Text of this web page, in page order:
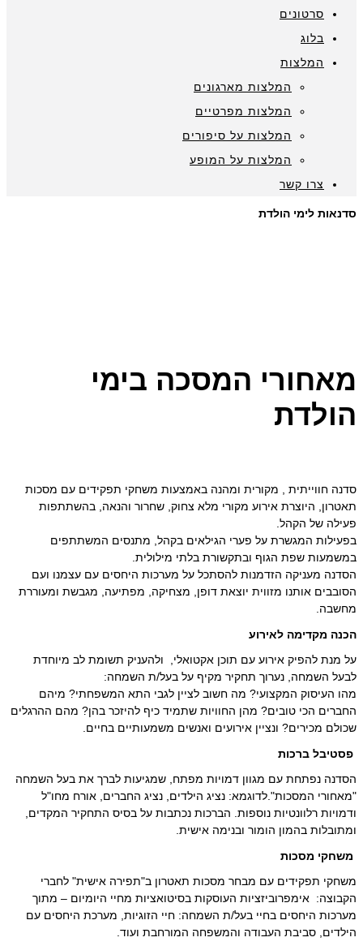
סרטונים
בלוג
המלצות
המלצות מארגונים
המלצות מפרטיים
המלצות על סיפורים
המלצות על המופע
צרו קשר
סדנאות לימי הולדת
מאחורי המסכה בימי
הולדת
סדנה חווייתית , מקורית ומהנה באמצעות משחקי תפקידים עם מסכות
תאטרון, היוצרת אירוע מקורי מלא צחוק, שחרור והנאה, בהשתתפות
פעילה של הקהל.
בפעילות המגשרת על פערי הגילאים בקהל, מתנסים המשתתפים
במשמעות שפת הגוף ובתקשורת בלתי מילולית.
הסדנה מעניקה הזדמנות להסתכל על מערכות היחסים עם עצמנו ועם
הסובבים אותנו מזווית יוצאת דופן, מצחיקה, מפתיעה, מגבשת ומעוררת
מחשבה.
הכנה מקדימה לאירוע
על מנת להפיק אירוע עם תוכן אקטואלי, ולהעניק תשומת לב מיוחדת
לבעל השמחה, נערוך תחקיר מקיף על בעל/ת השמחה:
מהו העיסוק המקצועי? מה חשוב לציין לגבי התא המשפחתי? מיהם
החברים הכי טובים? מהן החוויות שתמיד כיף להיזכר בהן? מהם ההרגלים
שכולם מכירים? ונציין אירועים ואנשים משמעותיים בחיים.
פסטיבל ברכות
הסדנה נפתחת עם מגוון דמויות מפתח, שמגיעות לברך את בעל השמחה
"מאחורי המסכות".לדוגמא: נציג הילדים, נציג החברים, אורח מחו"ל
ודמויות רלוונטיות נוספות. הברכות נכתבות על בסיס התחקיר המקדים,
ומתובלות בהמון הומור ובנימה אישית.
משחקי מסכות
משחקי תפקידים עם מבחר מסכות תאטרון ב"תפירה אישית" לחברי
הקבוצה: אימפרוביזציות העוסקות בסיטואציות מחיי היומיום – מתוך
מערכות היחסים בחיי בעל/ת השמחה: חיי הזוגיות, מערכת היחסים עם
הילדים, סביבת העבודה והמשפחה המורחבת ועוד.